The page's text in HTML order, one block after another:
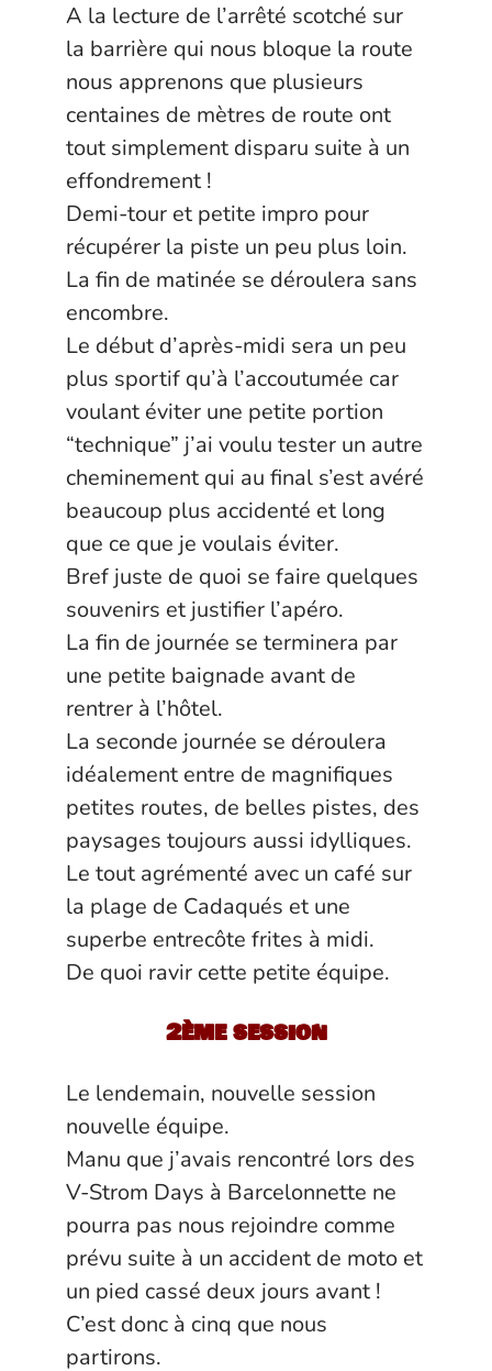
A la lecture de l’arrêté scotché sur
la barrière qui nous bloque la route
nous apprenons que plusieurs
centaines de mètres de route ont
tout simplement disparu suite à un
effondrement !
Demi-tour et petite impro pour
récupérer la piste un peu plus loin.
La fin de matinée se déroulera sans
encombre.
Le début d’après-midi sera un peu
plus sportif qu’à l’accoutumée car
voulant éviter une petite portion
“technique” j’ai voulu tester un autre
cheminement qui au final s’est avéré
beaucoup plus accidenté et long
que ce que je voulais éviter.
Bref juste de quoi se faire quelques
souvenirs et justifier l’apéro.
La fin de journée se terminera par
une petite baignade avant de
rentrer à l’hôtel.
La seconde journée se déroulera
idéalement entre de magnifiques
petites routes, de belles pistes, des
paysages toujours aussi idylliques.
Le tout agrémenté avec un café sur
la plage de Cadaqués et une
superbe entrecôte frites à midi.
De quoi ravir cette petite équipe.
2ème session
Le lendemain, nouvelle session
nouvelle équipe.
Manu que j’avais rencontré lors des
V-Strom Days à Barcelonnette ne
pourra pas nous rejoindre comme
prévu suite à un accident de moto et
un pied cassé deux jours avant !
C’est donc à cinq que nous
partirons.